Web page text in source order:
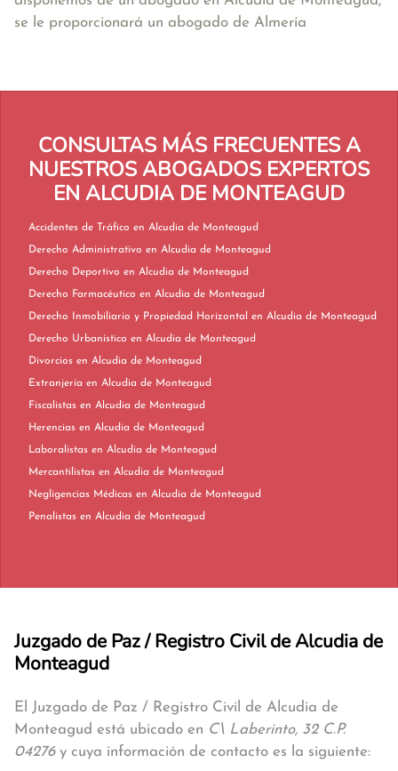
se le proporcionará un abogado de Almería
CONSULTAS MÁS FRECUENTES A
NUESTROS ABOGADOS EXPERTOS
EN ALCUDIA DE MONTEAGUD
Accidentes de Tráfico en Alcudia de Monteagud
Derecho Administrativo en Alcudia de Monteagud
Derecho Deportivo en Alcudia de Monteagud
Derecho Farmacéutico en Alcudia de Monteagud
Derecho Inmobiliario y Propiedad Horizontal en Alcudia de Monteagud
Derecho Urbanístico en Alcudia de Monteagud
Divorcios en Alcudia de Monteagud
Extranjería en Alcudia de Monteagud
Fiscalistas en Alcudia de Monteagud
Herencias en Alcudia de Monteagud
Laboralistas en Alcudia de Monteagud
Mercantilistas en Alcudia de Monteagud
Negligencias Médicas en Alcudia de Monteagud
Penalistas en Alcudia de Monteagud
Juzgado de Paz / Registro Civil de Alcudia de
Monteagud
El Juzgado de Paz / Registro Civil de Alcudia de
Monteagud está ubicado en C\ Laberinto, 32 C.P.
04276y cuya información de contacto es la siguiente: